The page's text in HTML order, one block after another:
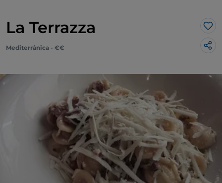
La Terrazza
Mediterrânica - €€